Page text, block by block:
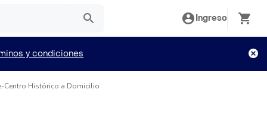
Ingreso
y condiciones
Centro Histórico a Domicilio